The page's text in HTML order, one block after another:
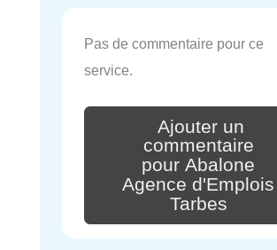
Pas de commentaire pour ce
service.
Ajouter un
commentaire
pour Abalone
Agence d'Emplois
Tarbes